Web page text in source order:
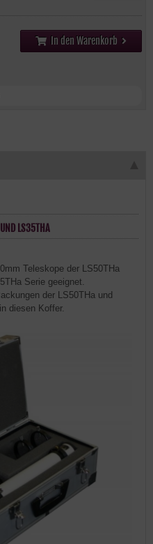
In den Warenkorb
LS35THA
Teleskope der LS50THa
Serie geeignet.
der LS50THa und
diesen Koffer.